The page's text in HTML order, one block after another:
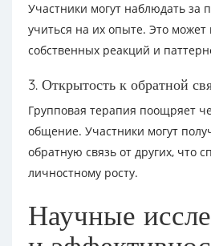
Участники могут наблюдать за
учиться на их опыте. Это
собственных реакций и
3. Открытость к обратной
Групповая терапия поощряет
общение. Участники могут
обратную связь от других, что
личностному росту.
Научные